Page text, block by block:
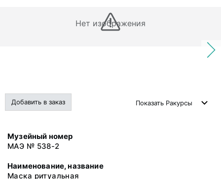
Нет изображения
Добавить в заказ Показать Ракурсы
Музейный номер
МАЭ № 538-2
Наименование, название
Маска ритуальная